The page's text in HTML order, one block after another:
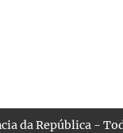
da República -